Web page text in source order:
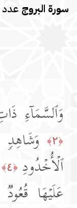
سورة البروج عدد
وَٱلسَّمَاۤءِ
﴿٢﴾
ٱلۡأُخۡدُودِ ﴿٤﴾
عَلَیۡهَا قُعُودࣱ